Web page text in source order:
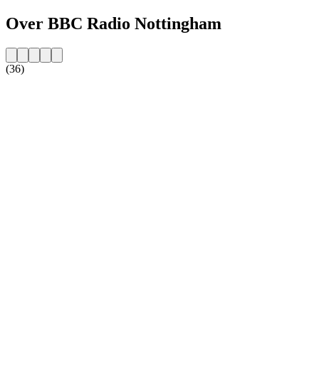
Over BBC Radio Nottingham
(36)